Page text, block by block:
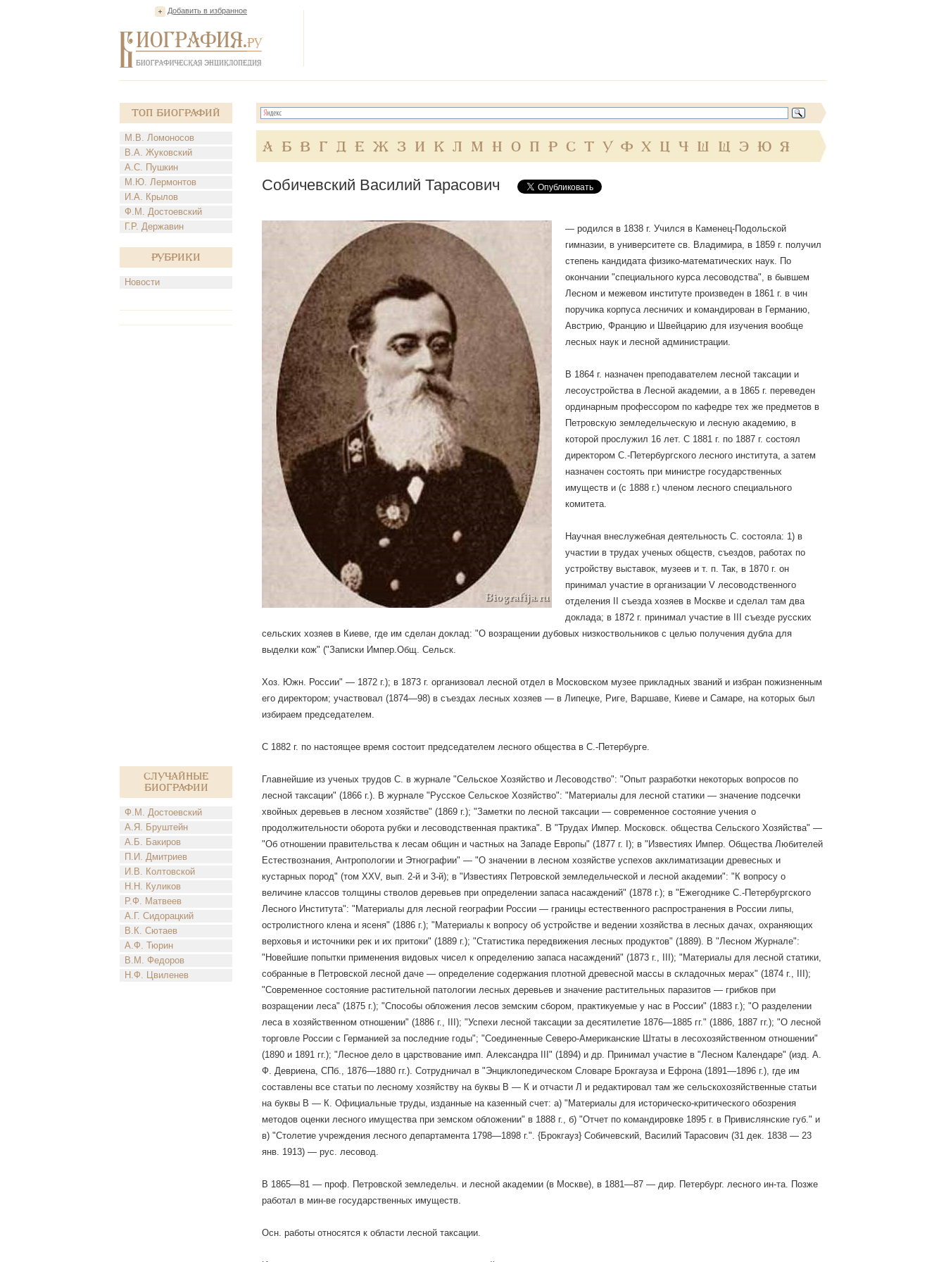
Добавить в избранное
Топ Биографий
М.В. Ломоносов
В.А. Жуковский
А.С. Пушкин
М.Ю. Лермонтов
И.А. Крылов
Ф.М. Достоевский
Г.Р. Державин
Рубрики
Новости
Случайные
биографии
Ф.М. Достоевский
А.Я. Бруштейн
А.Б. Бакиров
П.И. Дмитриев
И.В. Колтовской
Н.Н. Куликов
Р.Ф. Матвеев
А.Г. Сидорацкий
В.К. Сютаев
А.Ф. Тюрин
В.М. Федоров
Н.Ф. Цвиленев
А Б В Г Д Е Ж З И К Л М Н О П Р С Т У Ф Х Ц Ч Ш Щ Э Ю Я
Собичевский Василий Тарасович
— родился в 1838 г. Учился в Каменец-Подольской
гимназии, в университете св. Владимира, в 1859 г. получил
степень кандидата физико-математических наук. По
окончании "специального курса лесоводства", в бывшем
Лесном и межевом институте произведен в 1861 г. в чин
поручика корпуса лесничих и командирован в Германию,
Австрию, Францию и Швейцарию для изучения вообще
лесных наук и лесной администрации.
В 1864 г. назначен преподавателем лесной таксации и
лесоустройства в Лесной академии, а в 1865 г. переведен
ординарным профессором по кафедре тех же предметов в
Петровскую земледельческую и лесную академию, в
которой прослужил 16 лет. С 1881 г. по 1887 г. состоял
директором С.-Петербургского лесного института, а затем
назначен состоять при министре государственных
имуществ и (с 1888 г.) членом лесного специального
комитета.
Научная внеслужебная деятельность С. состояла: 1) в
участии в трудах ученых обществ, съездов, работах по
устройству выставок, музеев и т. п. Так, в 1870 г. он
принимал участие в организации V лесоводственного
отделения II съезда хозяев в Москве и сделал там два
доклада; в 1872 г. принимал участие в III съезде русских
сельских хозяев в Киеве, где им сделан доклад: "О возращении дубовых низкоствольников с целью получения дубла для
выделки кож" ("Записки Импер.Общ. Сельск.
Хоз. Южн. России" — 1872 г.); в 1873 г. организовал лесной отдел в Московском музее прикладных званий и избран пожизненным
его директором; участвовал (1874—98) в съездах лесных хозяев — в Липецке, Риге, Варшаве, Киеве и Самаре, на которых был
избираем председателем.
С 1882 г. по настоящее время состоит председателем лесного общества в С.-Петербурге.
Главнейшие из ученых трудов С. в журнале "Сельское Хозяйство и Лесоводство": "Опыт разработки некоторых вопросов по
лесной таксации" (1866 г.). В журнале "Русское Сельское Хозяйство": "Материалы для лесной статики — значение подсечки
хвойных деревьев в лесном хозяйстве" (1869 г.); "Заметки по лесной таксации — современное состояние учения о
продолжительности оборота рубки и лесоводственная практика". В "Трудах Импер. Московск. общества Сельского Хозяйства" —
"Об отношении правительства к лесам общин и частных на Западе Европы" (1877 г. I); в "Известиях Импер. Общества Любителей
Естествознания, Антропологии и Этнографии" — "О значении в лесном хозяйстве успехов акклиматизации древесных и
кустарных пород" (том XXV, вып. 2-й и 3-й); в "Известиях Петровской земледельческой и лесной академии": "К вопросу о
величине классов толщины стволов деревьев при определении запаса насаждений" (1878 г.); в "Ежегоднике С.-Петербургского
Лесного Института": "Материалы для лесной географии России — границы естественного распространения в России липы,
остролистного клена и ясеня" (1886 г.); "Материалы к вопросу об устройстве и ведении хозяйства в лесных дачах, охраняющих
верховья и источники рек и их притоки" (1889 г.); "Статистика передвижения лесных продуктов" (1889). В "Лесном Журнале":
"Новейшие попытки применения видовых чисел к определению запаса насаждений" (1873 г., III); "Материалы для лесной статики,
собранные в Петровской лесной даче — определение содержания плотной древесной массы в складочных мерах" (1874 г., III);
"Современное состояние растительной патологии лесных деревьев и значение растительных паразитов — грибков при
возращении леса" (1875 г.); "Способы обложения лесов земским сбором, практикуемые у нас в России" (1883 г.); "О разделении
леса в хозяйственном отношении" (1886 г., III); "Успехи лесной таксации за десятилетие 1876—1885 гг." (1886, 1887 гг.); "О лесной
торговле России с Германией за последние годы"; "Соединенные Северо-Американские Штаты в лесохозяйственном отношении"
(1890 и 1891 гг.); "Лесное дело в царствование имп. Александра III" (1894) и др. Принимал участие в "Лесном Календаре" (изд. А.
Ф. Девриена, СПб., 1876—1880 гг.). Сотрудничал в "Энциклопедическом Словаре Брокгауза и Ефрона (1891—1896 г.), где им
составлены все статьи по лесному хозяйству на буквы В — К и отчасти Л и редактировал там же сельскохозяйственные статьи
на буквы В — К. Официальные труды, изданные на казенный счет: а) "Материалы для историческо-критического обозрения
методов оценки лесного имущества при земском обложении" в 1888 г., б) "Отчет по командировке 1895 г. в Привислянские губ." и
в) "Столетие учреждения лесного департамента 1798—1898 г.". {Брокгауз} Собичевский, Василий Тарасович (31 дек. 1838 — 23
янв. 1913) — рус. лесовод.
В 1865—81 — проф. Петровской земледельч. и лесной академии (в Москве), в 1881—87 — дир. Петербург. лесного ин-та. Позже
работал в мин-ве государственных имуществ.
Осн. работы относятся к области лесной таксации.